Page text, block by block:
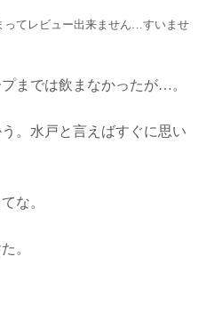
てレビュー出来ません…すいませ
までは飲まなかったが…。
。水戸と言えばすぐに思い
な。
。